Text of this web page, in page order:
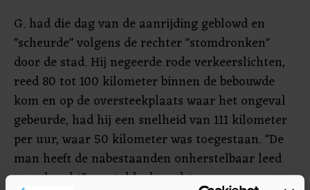
G. had die dag van de aanrijding geblowd en
"scheurde" volgens de rechter "stomdronken"
door de stad. Hij negeerde rode verkeerslichten,
reed 80 tot 100 kilometer binnen de bebouwde
kom en op de oversteekplaats waar het ongeval
gebeurde, had hij een snelheid van 111 kilometer
per uur, waar 50 kilometer was toegestaan. "De
man heeft de nabestaanden onherstelbaar leed
toegebracht", zo stelde de rechter.